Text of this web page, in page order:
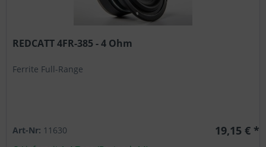
REDCATT 4FR-385 - 4 Ohm
Ferrite Full-Range
Art-Nr: 11630 19,15 € *